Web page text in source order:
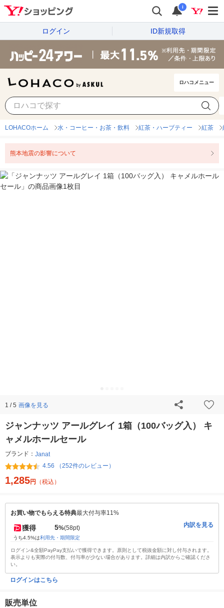
i
ログイン ID新規取得
ロハコメニュー
LOHACOホーム 水・コーヒー・お茶・飲料 紅茶・ハーブティー 紅茶
熊本地震の影響について
1 / 5 画像を見る
ジャンナッツ アールグレイ 1箱（100バッグ入） キ
ャメルホールセール
ブランド： Janat
4.56 （252件のレビュー）
1,285円 （税込）
お買い物でもらえる特典最大付与率11%
獲得 5%(58pt)
うち4.5%は利用先・期間限定
内訳を見る
ログイン&全額PayPay支払いで獲得できます。原則として税抜金額に対し付与されます。
表示よりも実際の付与数、付与率が少ない場合があります。詳細は内訳からご確認くださ
い。
ログインはこちら
販売単位